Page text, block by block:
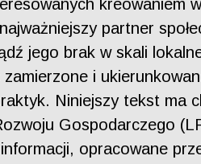
kreowaniem
partner
jego brak w skali
zamierzone i
Niniejszy tekst ma
Gospodarczego
opracowane